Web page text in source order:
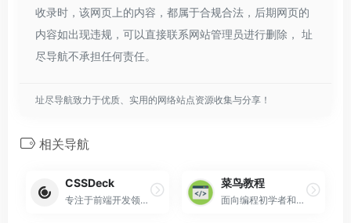
收录时，该网页上的内容，都属于合规合法，后期网页的
内容如出现违规，可以直接联系网站管理员进行删除， 址
尽导航不承担任何责任。
址尽导航致力于优质、实用的网络站点资源收集与分享！
相关导航
CSSDeck
专注于前端开发领域的在线资源集合与代码展示平台
菜鸟教程
面向编程初学者和开发者的综合性在线技术学习平台